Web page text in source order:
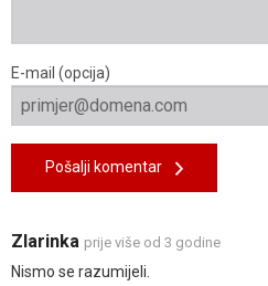
E-mail (opcija)
Pošalji komentar
Zlarinka prije više od 3 godine
Nismo se razumijeli.